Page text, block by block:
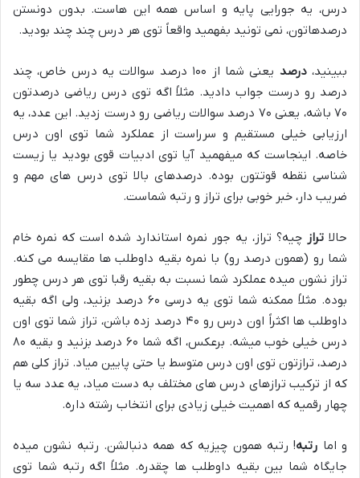
درس، یه جورایی پایه و اساس همه این هاست. بدون دونستن
درصدهاتون، نمی تونید بفهمید واقعاً توی هر درس چند چند بودید.
ببینید،درصد
یعنی شما از ۱۰۰ درصد سوالات یه درس خاص، چند
درصد رو درست جواب دادید. مثلاً اگه توی درس ریاضی درصدتون
۷۰ باشه، یعنی ۷۰ درصد سوالات ریاضی رو درست زدید. این عدد، یه
ارزیابی خیلی مستقیم و سرراست از عملکرد شما توی اون درس
خاصه. اینجاست که میفهمید آیا توی ادبیات قوی بودید یا زیست
شناسی نقطه قوتتون بوده. درصدهای بالا توی درس های مهم و
ضریب دار، خبر خوبی برای تراز و رتبه شماست.
حالا تراز چیه؟ تراز، یه جور نمره استاندارد شده است که نمره خام
شما رو (همون درصد رو) با نمره بقیه داوطلب ها مقایسه می کنه.
تراز نشون میده عملکرد شما نسبت به بقیه رقبا توی هر درس چطور
بوده. مثلاً ممکنه شما توی یه درسی ۶۰ درصد بزنید، ولی اگه بقیه
داوطلب ها اکثراً اون درس رو ۴۰ درصد زده باشن، تراز شما توی اون
درس خیلی خوب میشه. برعکس، اگه شما ۶۰ درصد بزنید و بقیه ۸۰
درصد، ترازتون توی اون درس متوسط یا حتی پایین میاد. تراز کلی هم
که از ترکیب ترازهای درس های مختلف به دست میاد، یه عدد سه یا
چهار رقمیه که اهمیت خیلی زیادی برای انتخاب رشته داره.
و اما رتبه! رتبه همون چیزیه که همه دنبالشن. رتبه نشون میده
جایگاه شما بین بقیه داوطلب ها چقدره. مثلاً اگه رتبه شما توی